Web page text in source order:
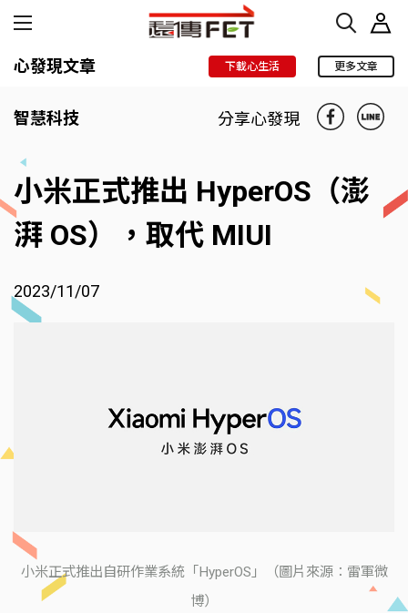
心發現文章 下載心生活 更多文章
智慧科技 分享心發現
小米正式推出 HyperOS（澎
湃 OS），取代 MIUI
2023/11/07
小米正式推出自研作業系統「HyperOS」（圖片來源：雷軍微
博）